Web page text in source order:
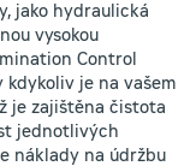
jako hydraulická
vysokou
Control
je na vašem
je zajištěna čistota
jednotlivých
náklady na údržbu